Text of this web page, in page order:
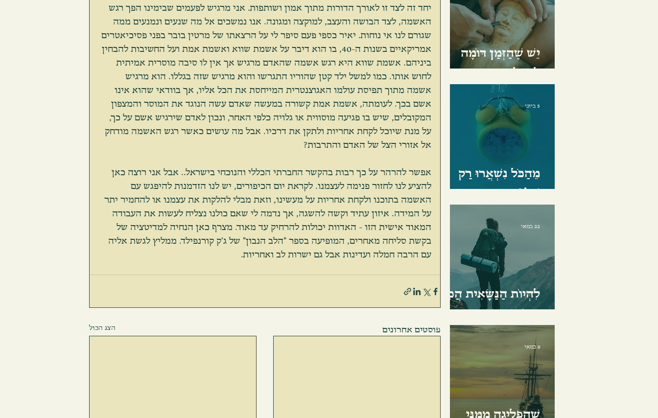
יחד זה לצד זו לאורך הדורות מתוך אמון ושותפות. אני מרגיש לפעמים שבימינו הפך רגש
האשמה, לצד הבושה והעצב, למוקצה ומגונה. אנו נמשכים אל מה שנעים ונמנעים ממה
שגורם לנו אי נוחות. יאיר כספי פעם סיפר לי על הרצאתו של מרטין בובר בפני פסיכיאטרים
אמריקאיים בשנות ה-40, בו הוא דיבר על אשמת שווא ואשמת אמת ועל החשיבות להבחין
ביניהם. אשמת שווא היא רגש אשמה שהאדם מרגיש אך אין לו סיבה מוסרית אמיתית
לחוש אותו. כמו למשל ילד קטן שהוריו התגרשו והוא מרגיש שזה בגללו. הוא מרגיש
אשמה מתוך תפיסת עולמו האגוצנטרית המייחסת את הכל אליו, אך בוודאי שהוא אינו
אשם בכך. לעומתה, אשמת אמת קשורה במעשה שאדם עשה הנוגד את המוסר והמצפון
המקובלים, שיש בו פגיעה מוסווית או גלויה כלפי האחר, ונכון לאדם שירגיש אשם על כך,
על מנת שיוכל לקחת אחריות ולתקן את דרכיו. אבל מה עושים כאשר רגש האשמה מודחק
אל אזורי הצל של האדם והתרבות?
אפשר להרהר על כך רבות בהקשר החברתי הכללי והנוכחי בישראל.. אבל אני רוצה כאן
להציע לנו לחזור פנימה לעצמנו. לקראת יום הכיפורים, יש לנו הזדמנות להיפגש עם
האשמה בתוכנו ולקחת אחריות על מעשינו, וזאת מבלי להלקות את עצמנו או להחמיר יתר
על המידה. איזון עתיד וקשה להשגה, אך נדמה לי שאם כולנו נצליח לעשות את העבודה
המאוד אישית הזו - האדוות יכולות להרחיק עד מאוד. מצרף כאן הנחיה למדיטציה של
בקשת סליחה מאחרים, המופיעה בספר "הלב הנבון" של ג'ק קורנפילד. ממליץ לגשת אליה
עם הרבה חמלה ועדינות אבל גם ישרות לב ואחריות.
פוסטים אחרונים הצג הכול
יֵשׁ שֶׁהַזְּמַן דּוֹמֶה
לְפַסָּל
מֵהַכֹּל נִשְׁאֲרוּ רַק
שְׁלוֹשָׁה דְּבָרִים
5 ביוני
לִהְיוֹת הַנַּשָּׂאִית הֲכִי
מְאֻשֶּׁרֶת
22 במאי
שֶׁהִפְלִיגָה מִמֶּנִּי
8 במאי